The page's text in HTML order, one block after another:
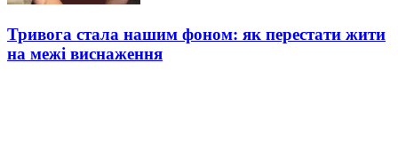
Тривога стала нашим фоном: як перестати жити
на межі виснаження